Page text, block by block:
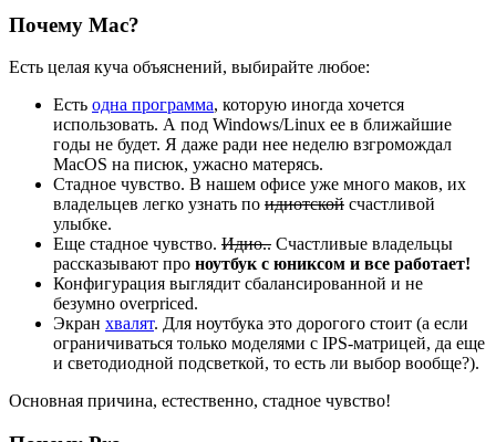
Почему Mac?
Есть целая куча объяснений, выбирайте любое:
Есть одна программа, которую иногда хочется
использовать. А под Windows/Linux ее в ближайшие
годы не будет. Я даже ради нее неделю взгромождал
MacOS на писюк, ужасно матерясь.
Стадное чувство. В нашем офисе уже много маков, их
владельцев легко узнать по идиотской счастливой
улыбке.
Еще стадное чувство. Идио.. Счастливые владельцы
рассказывают про ноутбук с юниксом и все работает!
Конфигурация выглядит сбалансированной и не
безумно overpriced.
Экран хвалят. Для ноутбука это дорогого стоит (а если
ограничиваться только моделями с IPS-матрицей, да еще
и светодиодной подсветкой, то есть ли выбор вообще?).
Основная причина, естественно, стадное чувство!